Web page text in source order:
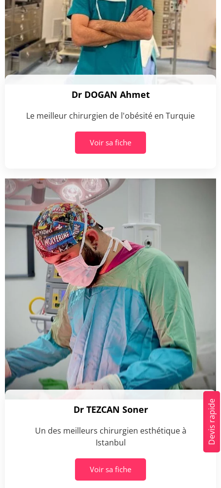
Dr DOGAN Ahmet
Le meilleur chirurgien de l'obésité en Turquie
Voir sa fiche
Dr TEZCAN Soner
Un des meilleurs chirurgien esthétique à
Istanbul
Voir sa fiche
Devis rapide